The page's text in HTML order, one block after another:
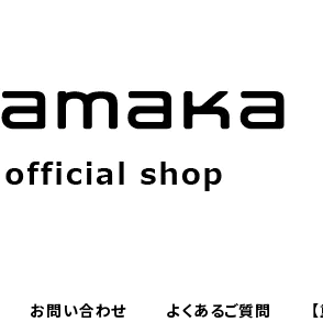
お問い合わせ よくあるご質問